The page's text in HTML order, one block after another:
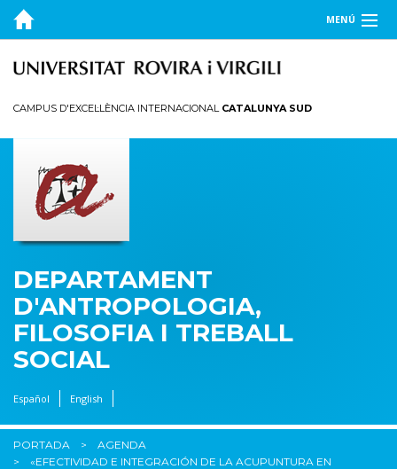
MENÚ
EL DEPARTAMENT
RECERCA
PUBLICACIONS
TRANSFERÈNCIA
CAMPUS D'EXCEL·LÈNCIA INTERNACIONAL CATALUNYA SUD
DEPARTAMENT
D'ANTROPOLOGIA,
FILOSOFIA I TREBALL
SOCIAL
Español English
PORTADA
AGENDA
«EFECTIVIDAD E INTEGRACIÓN DE LA ACUPUNTURA EN